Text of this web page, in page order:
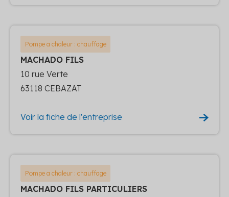
Pompe a chaleur : chauffage
MACHADO FILS
10 rue Verte
63118 CEBAZAT
Voir la fiche de l'entreprise
Pompe a chaleur : chauffage
MACHADO FILS PARTICULIERS